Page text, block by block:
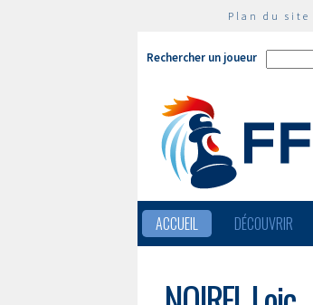
Plan du site
Rechercher un joueur
ACCUEIL DÉCOUVRIR